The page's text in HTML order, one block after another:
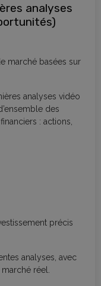
analyses
marché basées sur
analyses vidéo
des
: actions,
précis
analyses, avec
réel.